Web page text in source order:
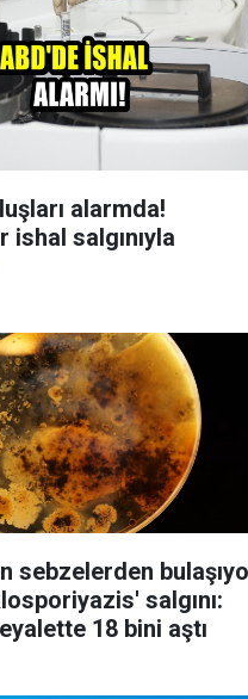
alarmda!
ishal salgınıyla
sebzelerden
salgını:
18 bini aştı